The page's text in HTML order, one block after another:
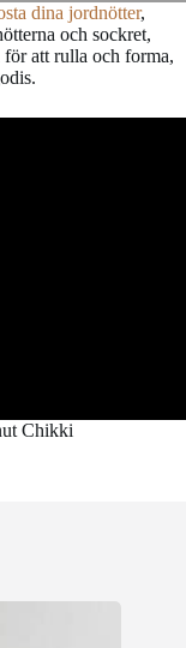
dina jordnötter,
och sockret,
för att rulla och forma,
Chikki